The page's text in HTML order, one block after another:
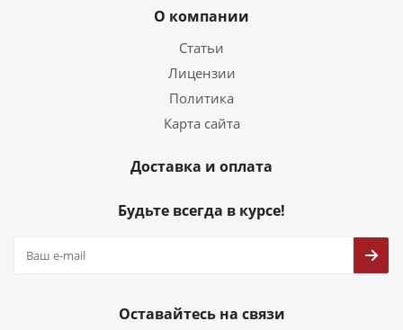
О компании
Статьи
Лицензии
Политика
Карта сайта
Доставка и оплата
Будьте всегда в курсе!
Оставайтесь на связи